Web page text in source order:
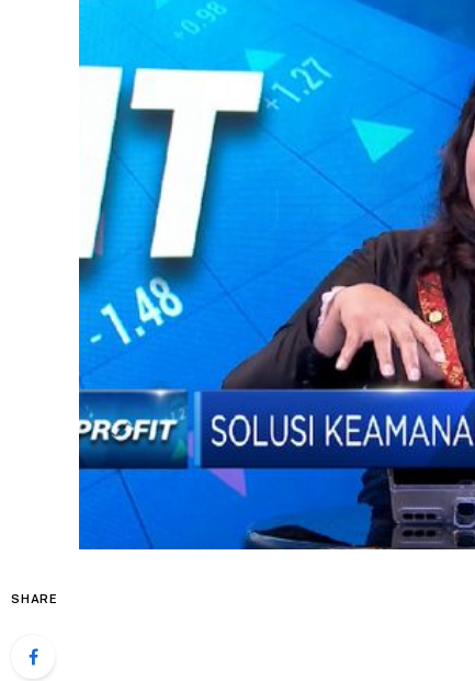
SHARE